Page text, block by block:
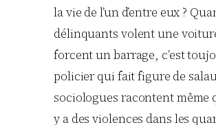
la vie de l’un d’entre eux ?
délinquants volent une
forcent un barrage, c’est
policier qui fait figure de
sociologues racontent même
y a des violences dans les